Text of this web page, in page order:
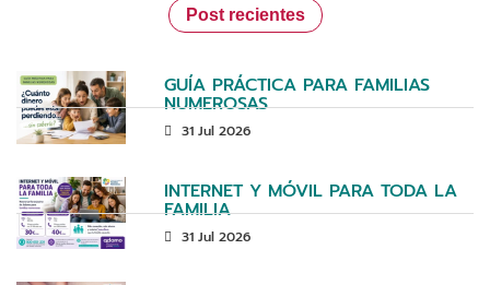
Post recientes
GUÍA PRÁCTICA PARA FAMILIAS
NUMEROSAS
31 Jul 2026
INTERNET Y MÓVIL PARA TODA LA
FAMILIA
31 Jul 2026